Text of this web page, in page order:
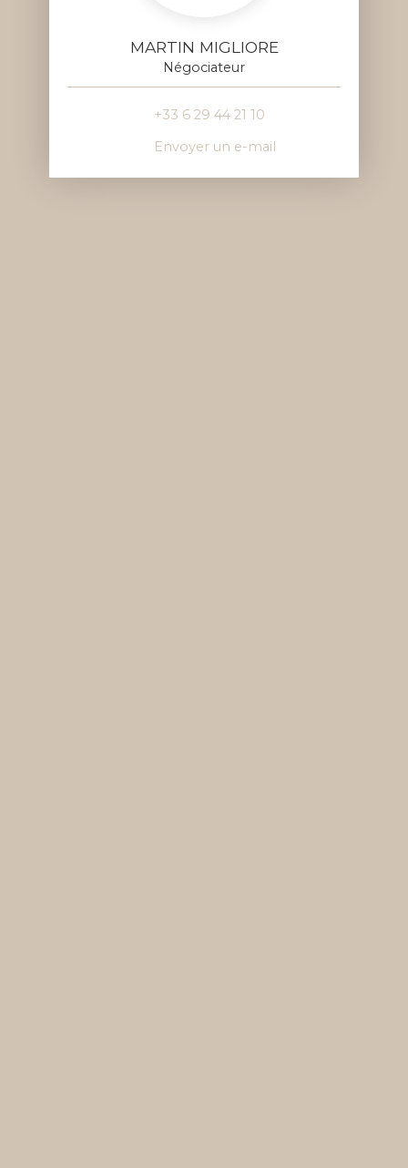
MARTIN MIGLIORE
Négociateur
+33 6 29 44 21 10
Envoyer un e-mail